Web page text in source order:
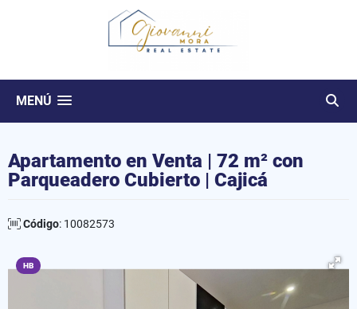
MENÚ
Apartamento en Venta | 72 m² con
Parqueadero Cubierto | Cajicá
Código: 10082573
HB